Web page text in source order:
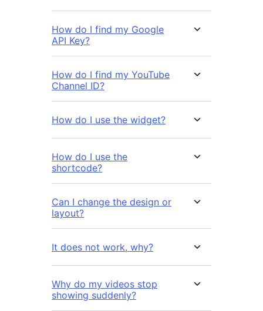
How do I find my Google
API Key?
How do I find my YouTube
Channel ID?
How do I use the widget?
How do I use the
shortcode?
Can I change the design or
layout?
It does not work, why?
Why do my videos stop
showing suddenly?